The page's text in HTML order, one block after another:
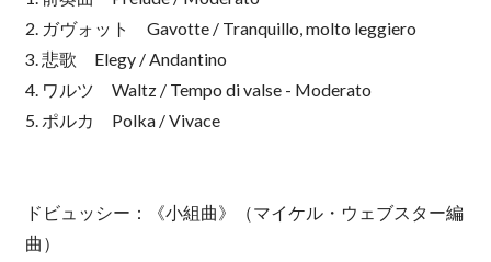
2. ガヴォット Gavotte / Tranquillo, molto leggiero
3. 悲歌 Elegy / Andantino
4. ワルツ Waltz / Tempo di valse - Moderato
5. ポルカ Polka / Vivace
ドビュッシー：《小組曲》（マイケル・ウェブスター編
曲）